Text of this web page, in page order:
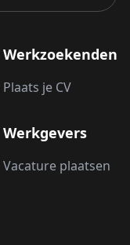
Werkzoekenden
Plaats je CV
Werkgevers
Vacature plaatsen